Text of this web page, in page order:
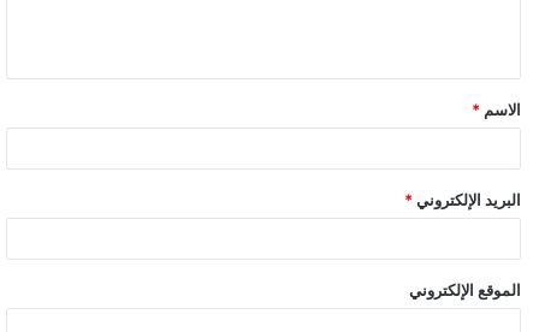
ق
*
الاسم *
البريد الإلكتروني *
الموقع الإلكتروني